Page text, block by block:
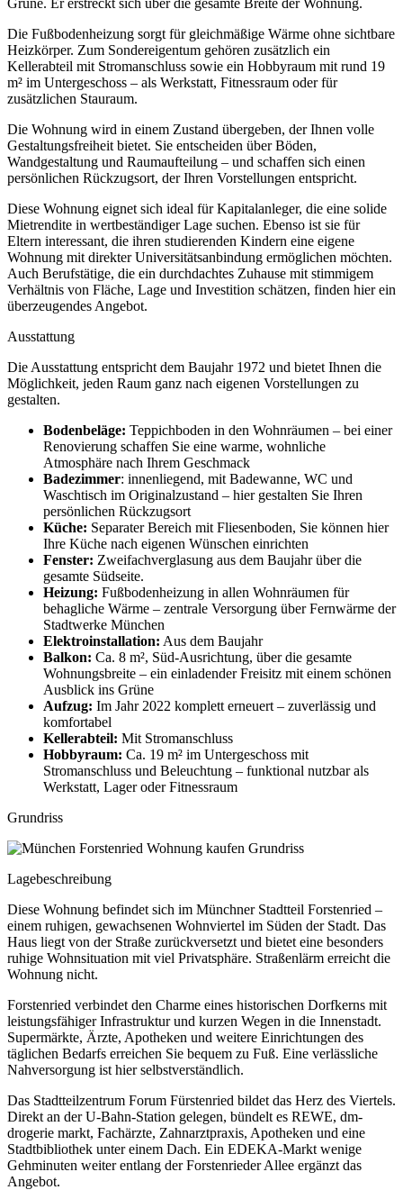
Die Fußbodenheizung sorgt für gleichmäßige Wärme ohne sichtbare
Heizkörper. Zum Sondereigentum gehören zusätzlich ein
Kellerabteil mit Stromanschluss sowie ein Hobbyraum mit rund 19
m² im Untergeschoss – als Werkstatt, Fitnessraum oder für
zusätzlichen Stauraum.
Die Wohnung wird in einem Zustand übergeben, der Ihnen volle
Gestaltungsfreiheit bietet. Sie entscheiden über Böden,
Wandgestaltung und Raumaufteilung – und schaffen sich einen
persönlichen Rückzugsort, der Ihren Vorstellungen entspricht.
Diese Wohnung eignet sich ideal für Kapitalanleger, die eine solide
Mietrendite in wertbeständiger Lage suchen. Ebenso ist sie für
Eltern interessant, die ihren studierenden Kindern eine eigene
Wohnung mit direkter Universitätsanbindung ermöglichen möchten.
Auch Berufstätige, die ein durchdachtes Zuhause mit stimmigem
Verhältnis von Fläche, Lage und Investition schätzen, finden hier ein
überzeugendes Angebot.
Ausstattung
Die Ausstattung entspricht dem Baujahr 1972 und bietet Ihnen die
Möglichkeit, jeden Raum ganz nach eigenen Vorstellungen zu
gestalten.
Bodenbeläge: Teppichboden in den Wohnräumen – bei einer
Renovierung schaffen Sie eine warme, wohnliche
Atmosphäre nach Ihrem Geschmack
Badezimmer: innenliegend, mit Badewanne, WC und
Waschtisch im Originalzustand – hier gestalten Sie Ihren
persönlichen Rückzugsort
Küche: Separater Bereich mit Fliesenboden, Sie können hier
Ihre Küche nach eigenen Wünschen einrichten
Fenster: Zweifachverglasung aus dem Baujahr über die
gesamte Südseite.
Heizung: Fußbodenheizung in allen Wohnräumen für
behagliche Wärme – zentrale Versorgung über Fernwärme der
Stadtwerke München
Elektroinstallation: Aus dem Baujahr
Balkon: Ca. 8 m², Süd-Ausrichtung, über die gesamte
Wohnungsbreite – ein einladender Freisitz mit einem schönen
Ausblick ins Grüne
Aufzug: Im Jahr 2022 komplett erneuert – zuverlässig und
komfortabel
Kellerabteil: Mit Stromanschluss
Hobbyraum: Ca. 19 m² im Untergeschoss mit
Stromanschluss und Beleuchtung – funktional nutzbar als
Werkstatt, Lager oder Fitnessraum
Grundriss
Lagebeschreibung
Diese Wohnung befindet sich im Münchner Stadtteil Forstenried –
einem ruhigen, gewachsenen Wohnviertel im Süden der Stadt. Das
Haus liegt von der Straße zurückversetzt und bietet eine besonders
ruhige Wohnsituation mit viel Privatsphäre. Straßenlärm erreicht die
Wohnung nicht.
Forstenried verbindet den Charme eines historischen Dorfkerns mit
leistungsfähiger Infrastruktur und kurzen Wegen in die Innenstadt.
Supermärkte, Ärzte, Apotheken und weitere Einrichtungen des
täglichen Bedarfs erreichen Sie bequem zu Fuß. Eine verlässliche
Nahversorgung ist hier selbstverständlich.
Das Stadtteilzentrum Forum Fürstenried bildet das Herz des Viertels.
Direkt an der U-Bahn-Station gelegen, bündelt es REWE, dm-
drogerie markt, Fachärzte, Zahnarztpraxis, Apotheken und eine
Stadtbibliothek unter einem Dach. Ein EDEKA-Markt wenige
Gehminuten weiter entlang der Forstenrieder Allee ergänzt das
Angebot.